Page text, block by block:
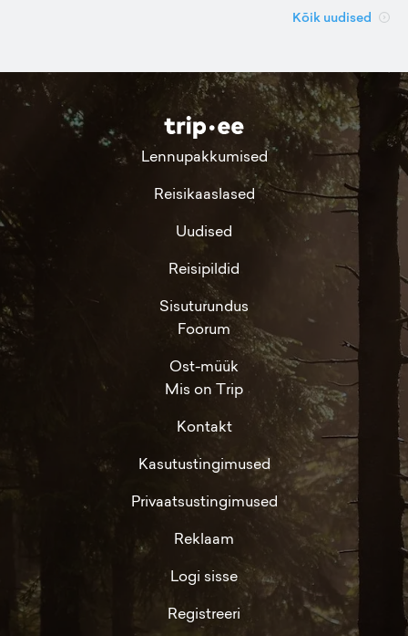
Kõik uudised
Lennupakkumised
Reisikaaslased
Uudised
Reisipildid
Sisuturundus
Foorum
Ost-müük
Mis on Trip
Kontakt
Kasutustingimused
Privaatsustingimused
Reklaam
Logi sisse
Registreeri